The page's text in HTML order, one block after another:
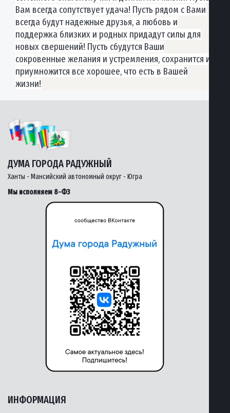
Вам всегда сопутствует удача! Пусть рядом с Вами
всегда будут надежные друзья, а любовь и
поддержка близких и родных придадут силы для
новых свершений! Пусть сбудутся Ваши
сокровенные желания и устремления, сохранится и
приумножится все хорошее, что есть в Вашей
жизни!
ДУМА ГОРОДА РАДУЖНЫЙ
Ханты - Мансийский автономный округ - Югра
Мы исполняем 8-ФЗ
ИНФОРМАЦИЯ